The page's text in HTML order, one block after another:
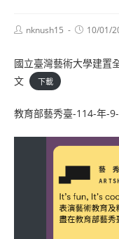
Postnknush15
Post10/01/
國立臺灣藝術大學建置
文
下載
教育部藝秀臺-114-年-